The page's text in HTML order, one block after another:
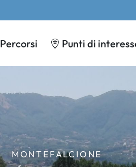
Percorsi Punti di
MONTEFALCIONE